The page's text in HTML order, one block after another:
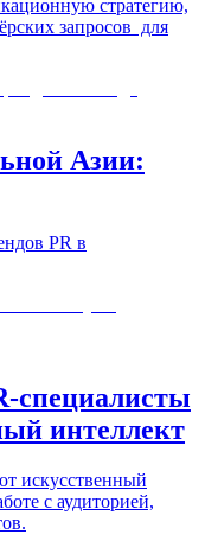
стратегию,
запросов для
Азии:
PR в
специалисты
интеллект
искусственный
с аудиторией,